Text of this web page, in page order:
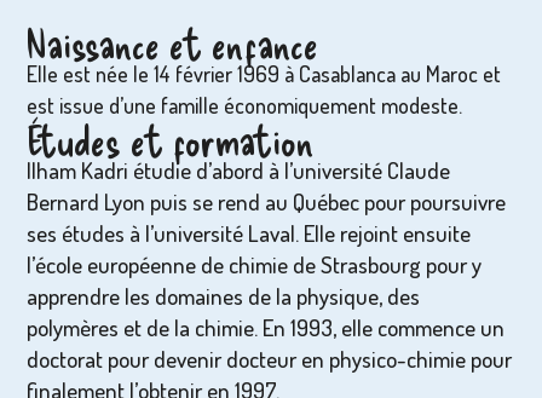
Naissance et enfance
Elle est née le 14 février 1969 à Casablanca au Maroc et
est issue d’une famille économiquement modeste.
Études et formation
Ilham Kadri étudie d’abord à l’université Claude
Bernard Lyon puis se rend au Québec pour poursuivre
ses études à l’université Laval. Elle rejoint ensuite
l’école européenne de chimie de Strasbourg pour y
apprendre les domaines de la physique, des
polymères et de la chimie. En 1993, elle commence un
doctorat pour devenir docteur en physico-chimie pour
finalement l’obtenir en 1997.